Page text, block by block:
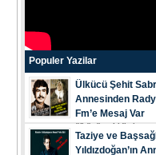
Populer Yazilar
Ülkücü Şehit
Annesinden
Fm’e Mesaj Var
ülkücü şehi̇di̇mi̇z...
Taziye ve
Yıldızdoğan’ın